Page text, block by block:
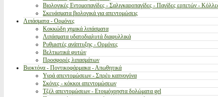
Βιολογικές Εντομοπαγίδες - Σαλιγκαροπαγίδες - Παγίδες ερπετών -
Σκευάσματα βιολογικά για απεντομώσεις
Λιπάσματα - Ορμόνες
Κοκκώδη χημικά λιπάσματα
Λιπάσματα υδατοδιαλυτά διαφυλλικά
Ρυθμιστές ανάπτυξης - Ορμόνες
Βελτιωτικά φυτών
Προσφορές λιπασμάτων
Βιοκτόνα - Ποντικοφάρμακα - Απωθητικά
Υγρά απεντομώσεων - Σπρέυ καπνογόνα
Σκόνες - κόκκοι απεντομώσεων
Τζέλ απεντομώσεων - Ετοιμόχρηστα δολώματα gel